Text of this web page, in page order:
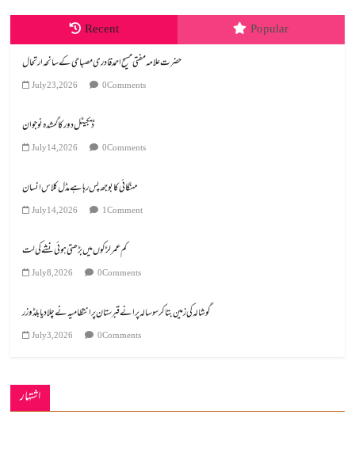
Recent Popular
July 23, 2026 0 Comments
ڈیجیٹل دور کا گمشدہ نوجوان
July 14, 2026 0 Comments
مہنگائی کا بوجھ پس رہا ہے مڈل کلاس انسان
July 14, 2026 1 Comment
کم عمر لڑکوں میں بڑھتی ہوئی نشے کی لت
July 8, 2026 0 Comments
گوشالہ کی زمین بتا کر سوسالہ پرانے قبرستان پر انتظامیہ نے چلا دیا بلڈوزر
July 3, 2026 0 Comments
اشتہار